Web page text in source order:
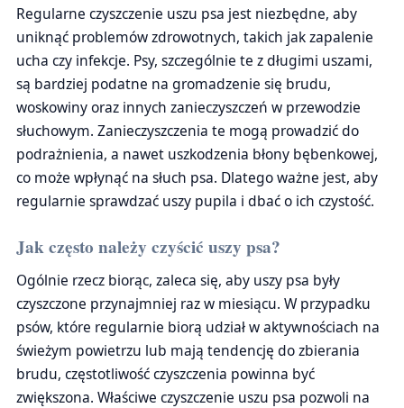
Regularne czyszczenie uszu psa jest niezbędne, aby
uniknąć problemów zdrowotnych, takich jak zapalenie
ucha czy infekcje. Psy, szczególnie te z długimi uszami,
są bardziej podatne na gromadzenie się brudu,
woskowiny oraz innych zanieczyszczeń w przewodzie
słuchowym. Zanieczyszczenia te mogą prowadzić do
podrażnienia, a nawet uszkodzenia błony bębenkowej,
co może wpłynąć na słuch psa. Dlatego ważne jest, aby
regularnie sprawdzać uszy pupila i dbać o ich czystość.
Jak często należy czyścić uszy psa?
Ogólnie rzecz biorąc, zaleca się, aby uszy psa były
czyszczone przynajmniej raz w miesiącu. W przypadku
psów, które regularnie biorą udział w aktywnościach na
świeżym powietrzu lub mają tendencję do zbierania
brudu, częstotliwość czyszczenia powinna być
zwiększona. Właściwe czyszczenie uszu psa pozwoli na